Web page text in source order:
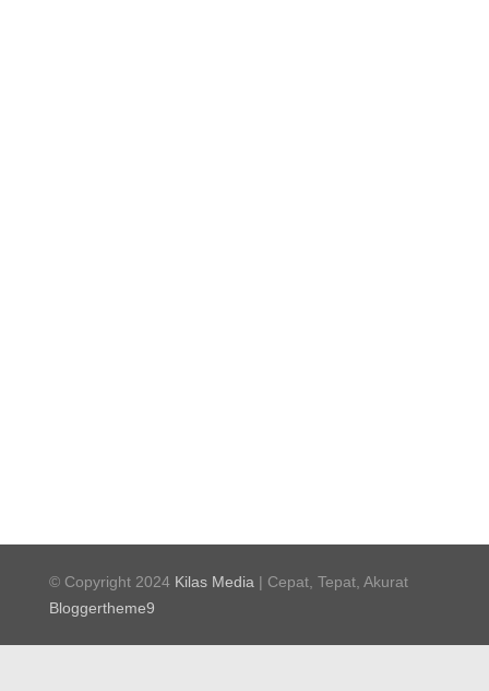
© Copyright 2024 Kilas Media | Cepat, Tepat, Akurat
Bloggertheme9